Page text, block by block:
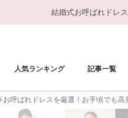
結婚式お呼ばれドレス
人気ランキング 記事一覧
呼ばれドレスを厳選！お手頃でも高